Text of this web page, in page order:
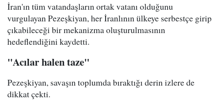
İran'ın tüm vatandaşların ortak vatanı olduğunu
vurgulayan Pezeşkiyan, her İranlının ülkeye serbestçe girip
çıkabileceği bir mekanizma oluşturulmasının
hedeflendiğini kaydetti.
"Acılar halen taze"
Pezeşkiyan, savaşın toplumda bıraktığı derin izlere de
dikkat çekti.